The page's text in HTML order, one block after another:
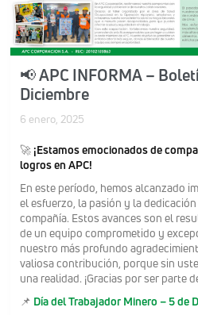
📢 APC INFORMA –
Diciembre
6 enero, 2025
🚀¡Estamos emocionados de
logros en APC!
En este período, hemos alcanzado
el esfuerzo, la pasión y la
compañía. Estos avances son el
de un equipo comprometido y
nuestro más profundo
valiosa contribución, porque sin
una realidad. ¡Gracias por ser parte
📌 Día del Trabajador Minero – 5 de